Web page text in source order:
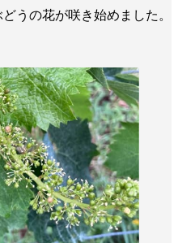
うの花が咲き始めました。